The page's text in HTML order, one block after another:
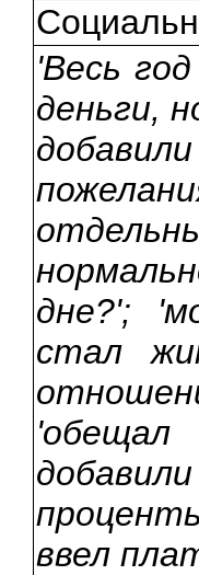
'Весь
деньги,
дне?';
стал
ввел